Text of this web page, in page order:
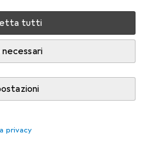
tutti
necessari
privacy
da criticare
commenti
33